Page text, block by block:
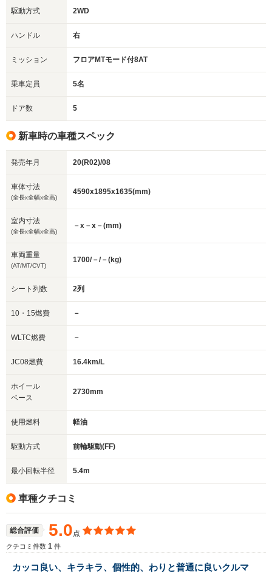
駆動方式 2WD
ハンドル 右
ミッション フロアMTモード付8AT
乗車定員 5名
ドア数 5
新車時の車種スペック
発売年月 20(R02)/08
車体寸法
(全長x全幅x全高)
4590x1895x1635(mm)
室内寸法
(全長x全幅x全高)
－x－x－(mm)
車両重量
(AT/MT/CVT)
1700/－/－(kg)
シート列数 2列
10・15燃費 －
WLTC燃費 －
JC08燃費 16.4km/L
ホイール
ベース
2730mm
使用燃料 軽油
駆動方式 前輪駆動(FF)
最小回転半径 5.4m
車種クチコミ
総合評価 5.0点
クチコミ件数 1 件
カッコ良い、キラキラ、個性的、わりと普通に良いクルマ